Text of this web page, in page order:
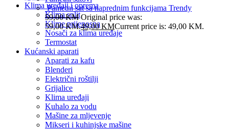
Klima uređaji i oprema
Klima split
Klime prijenosna
Nosači za klima uređaje
Termostat
Kućanski aparati
Aparati za kafu
Blenderi
Električni roštilji
Grijalice
Klima uređaji
Kuhalo za vodu
Mašine za mljevenje
Mikseri i kuhinjske mašine
Pametni sat sa naprednim funkcijama Trendy
59,00KM Original price was:
59,00 KM.49,00KMCurrent price is: 49,00 KM.